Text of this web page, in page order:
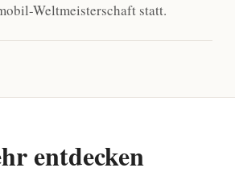
Weltmeisterschaft statt.
entdecken